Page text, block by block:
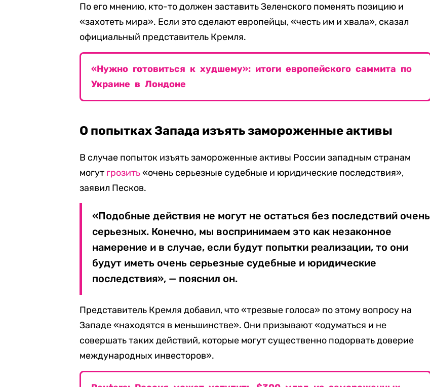
По его мнению, кто-то должен заставить Зеленского поменять позицию и
«захотеть мира». Если это сделают европейцы, «честь им и хвала», сказал
официальный представитель Кремля.
«Нужно готовиться к худшему»: итоги европейского саммита по
Украине в Лондоне
О попытках Запада изъять замороженные активы
В случае попыток изъять замороженные активы России западным странам
могут грозить«очень серьезные судебные и юридические последствия»,
заявил Песков.
«Подобные действия не могут не остаться без последствий очень
серьезных. Конечно, мы воспринимаем это как незаконное
намерение и в случае, если будут попытки реализации, то они
будут иметь очень серьезные судебные и юридические
последствия», — пояснил он.
Представитель Кремля добавил, что «трезвые голоса» по этому вопросу на
Западе «находятся в меньшинстве». Они призывают «одуматься и не
совершать таких действий, которые могут существенно подорвать доверие
международных инвесторов».